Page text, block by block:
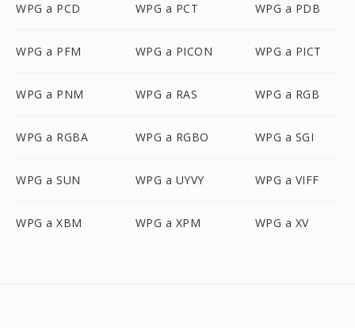
WPG a PCD WPG a PCT WPG a PDB
WPG a PFM WPG a PICON WPG a PICT
WPG a PNM WPG a RAS WPG a RGB
WPG a RGBA WPG a RGBO WPG a SGI
WPG a SUN WPG a UYVY WPG a VIFF
WPG a XBM WPG a XPM WPG a XV